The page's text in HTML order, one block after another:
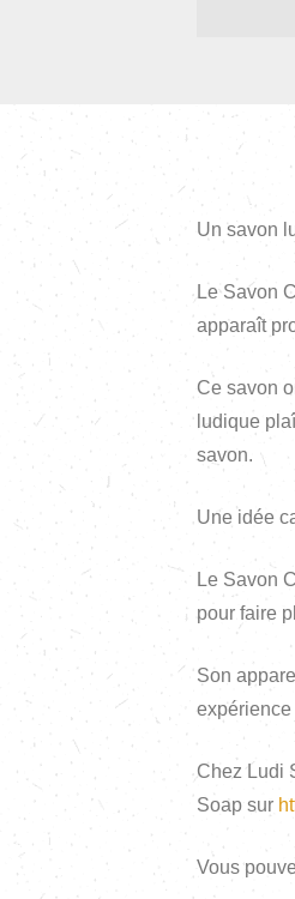
Un savon
Le Savon
apparaît
Ce savon
ludique
savon.
Une idée
Le Savon
pour faire
Son
expérience
Chez Ludi
Soap sur
Vous